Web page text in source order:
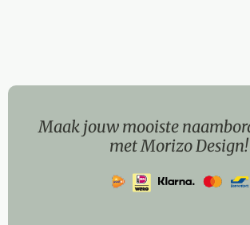
Maak jouw mooiste
met Morizo Design!